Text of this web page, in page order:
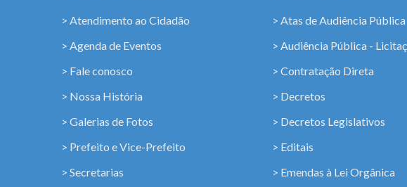
> Atendimento ao Cidadão
> Agenda de Eventos
> Fale conosco
> Nossa História
> Galerias de Fotos
> Prefeito e Vice-Prefeito
> Secretarias
> Atas de Audiência Pública
> Audiência Pública -
> Contratação Direta
> Decretos
> Decretos Legislativos
> Editais
> Emendas à Lei Orgânica